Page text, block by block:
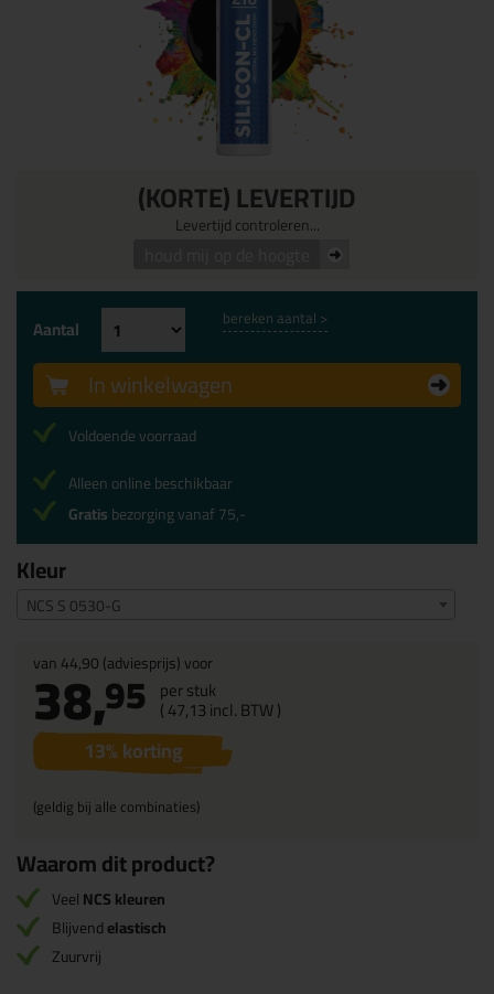
(KORTE) LEVERTIJD
Levertijd controleren...
Kleur
NCS S 0530-G
van44,90(adviesprijs) voor
38,95 per stuk
(47,13incl. BTW )
13% korting
(geldig bij alle combinaties)
Aantal bereken aantal >
In winkelwagen
Voldoende voorraad
Alleen online beschikbaar
Gratisbezorging vanaf 75,-
Waarom dit product?
VeelNCS kleuren
Blijvendelastisch
Zuurvrij